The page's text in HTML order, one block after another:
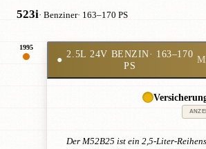
523i· Benziner· 163–170 PS
1995
●
2.5L 24V BENZIN· 163–170
PS
Der M52B25 ist ein 2,5-Liter-